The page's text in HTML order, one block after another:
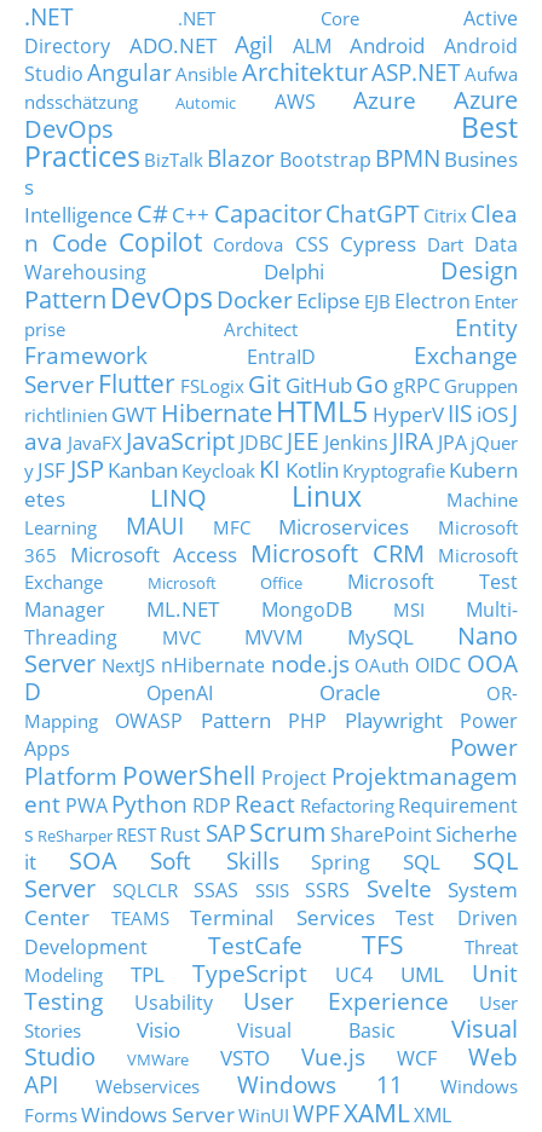
.NET .NET Core
Active
Directory
ADO.NET Agil ALM Android
Android
StudioAngularAnsible ArchitekturASP.NETAufwa
ndsschätzung
Automic AWS Azure
Azure
DevOps
Best
Practices BizTalk Blazor Bootstrap BPMN Busines
s
Intelligence C#C++ CapacitorChatGPT Citrix Clea
n Code Copilot Cordova CSS Cypress Dart Data
Warehousing
Delphi
Design
Pattern DevOps DockerEclipse EJB Electron Enter
prise Architect
Entity
Framework
EntraID
Exchange
Server Flutter FSLogix Git GitHubGo gRPC Gruppen
richtlinien GWT HibernateHTML5 HyperVIIS iOSJ
ava JavaFX JavaScript JDBC JEE Jenkins JIRA JPA jQuer
y JSF JSP Kanban Keycloak KI Kotlin Kryptografie Kubern
etes
LINQ Linux
Machine
Learning
MAUI MFC Microservices
Microsoft
365
Microsoft Access Microsoft CRM
Microsoft
Exchange
Microsoft Office
Microsoft Test
Manager
ML.NET MongoDB MSI
Multi-
Threading
MVC MVVM MySQL
Nano
Server NextJS nHibernate node.js OAuth OIDC OOA
D
OpenAI Oracle
OR-
Mapping
OWASP Pattern PHP Playwright
Power
Apps
Power
Platform PowerShell Project Projektmanagem
ent PWA Python RDP React Refactoring Requirement
s ReSharper RESTRust SAPScrum SharePointSicherhe
it
SOA Soft Skills Spring SQL
SQL
Server
SQLCLR SSAS SSIS SSRS Svelte
System
Center
TEAMS Terminal Services
Test Driven
Development
TestCafe TFS
Threat
Modeling
TPL TypeScript UC4 UML
Unit
Testing
Usability User Experience
User
Stories
Visio Visual Basic
Visual
Studio
VMWare VSTO Vue.js WCF
Web
API
Webservices Windows 11
Windows
FormsWindows ServerWinUI WPFXAMLXML